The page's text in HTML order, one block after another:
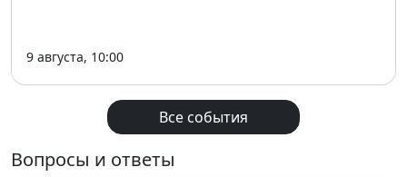
9 августа, 10:00
Все события
Вопросы и ответы